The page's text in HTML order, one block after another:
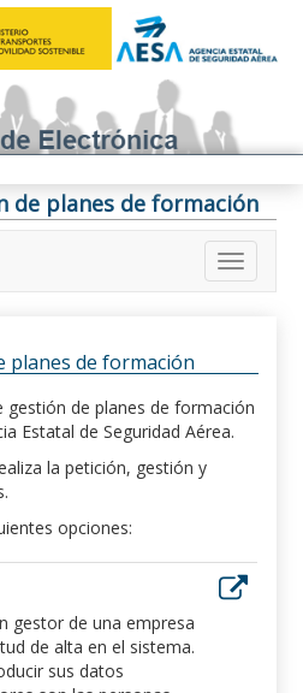
de planes de formación
planes de formación
gestión de planes de formación
Estatal de Seguridad Aérea.
la petición, gestión y
opciones:
gestor de una empresa
de alta en el sistema.
sus datos